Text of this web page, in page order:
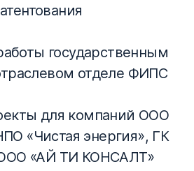
государственным
отделе ФИПС
для компаний ООО
«Чистая энергия», ГК
ООО «АЙ ТИ КОНСАЛТ»